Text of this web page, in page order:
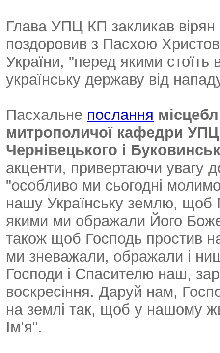
Глава УПЦ КП закликав
поздоровив з Пасхою
України, "перед якими стоїть
українську державу від
Пасхальне послання
митрополичої кафедри
Чернівецького і
акценти, привертаючи увагу
"особливо ми сьогодні
нашу Українську землю, щоб
якими ми ображали Його
також щоб Господь простив
ми зневажали, ображали і
Господи і Спасителю наш,
воскресіння. Даруй нам,
на землі так, щоб у нашому
Ім’я".